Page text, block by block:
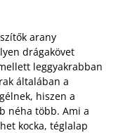
arany
drágakövet
leggyakrabban
általában a
hiszen a
néha több. Ami a
kocka, téglalap